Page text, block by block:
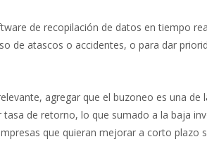
de recopilación de datos en tiempo
de atascos o accidentes, o para dar
agregar que el buzoneo es una de
de retorno, lo que sumado a la baja
que quieran mejorar a corto plazo